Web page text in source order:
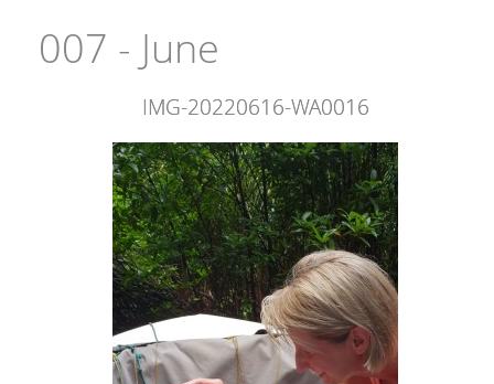
007 - June
IMG-20220616-WA0016